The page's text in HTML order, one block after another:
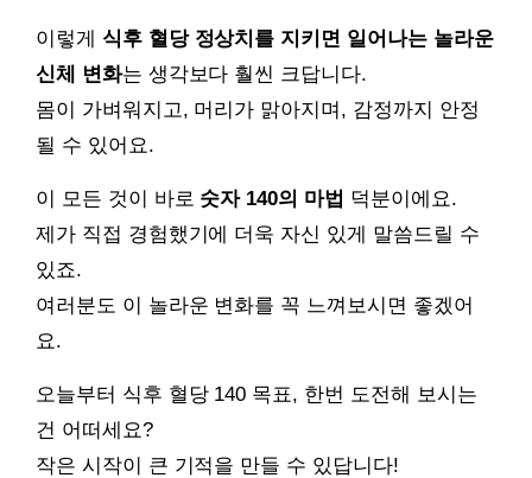
이렇게 식후 혈당 정상치를 지키면 일어나는 놀라운
신체 변화는 생각보다 훨씬 크답니다.
몸이 가벼워지고, 머리가 맑아지며, 감정까지 안정
될 수 있어요.
이 모든 것이 바로 숫자 140의 마법 덕분이에요.
제가 직접 경험했기에 더욱 자신 있게 말씀드릴 수
있죠.
여러분도 이 놀라운 변화를 꼭 느껴보시면 좋겠어
요.
오늘부터 식후 혈당 140 목표, 한번 도전해 보시는
건 어떠세요?
작은 시작이 큰 기적을 만들 수 있답니다!